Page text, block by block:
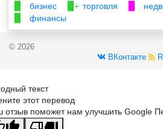
бизнес ▉+ торговля
финансы
© 2026
ВКонтакте
текст
этот перевод
отзыв поможет нам улучшить Google